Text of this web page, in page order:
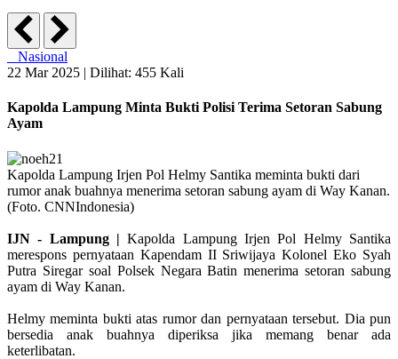
Nasional
22 Mar 2025 | Dilihat: 455 Kali
Kapolda Lampung Minta Bukti Polisi Terima Setoran Sabung
Ayam
Kapolda Lampung Irjen Pol Helmy Santika meminta bukti dari
rumor anak buahnya menerima setoran sabung ayam di Way Kanan.
(Foto. CNNIndonesia)
IJN - Lampung | Kapolda Lampung Irjen Pol Helmy Santika
merespons pernyataan Kapendam II Sriwijaya Kolonel Eko Syah
Putra Siregar soal Polsek Negara Batin menerima setoran sabung
ayam di Way Kanan.
Helmy meminta bukti atas rumor dan pernyataan tersebut. Dia pun
bersedia anak buahnya diperiksa jika memang benar ada
keterlibatan.